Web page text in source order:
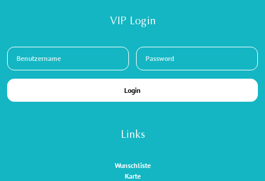
Links
Wunschliste
Karte
VIP Login
Login